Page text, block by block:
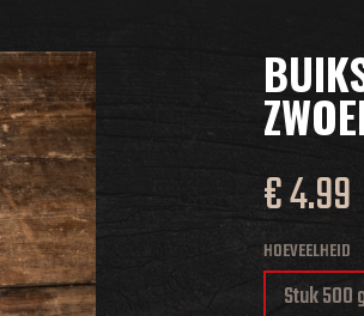
€ 4.99
HOEVEELHEID
Stuk 500